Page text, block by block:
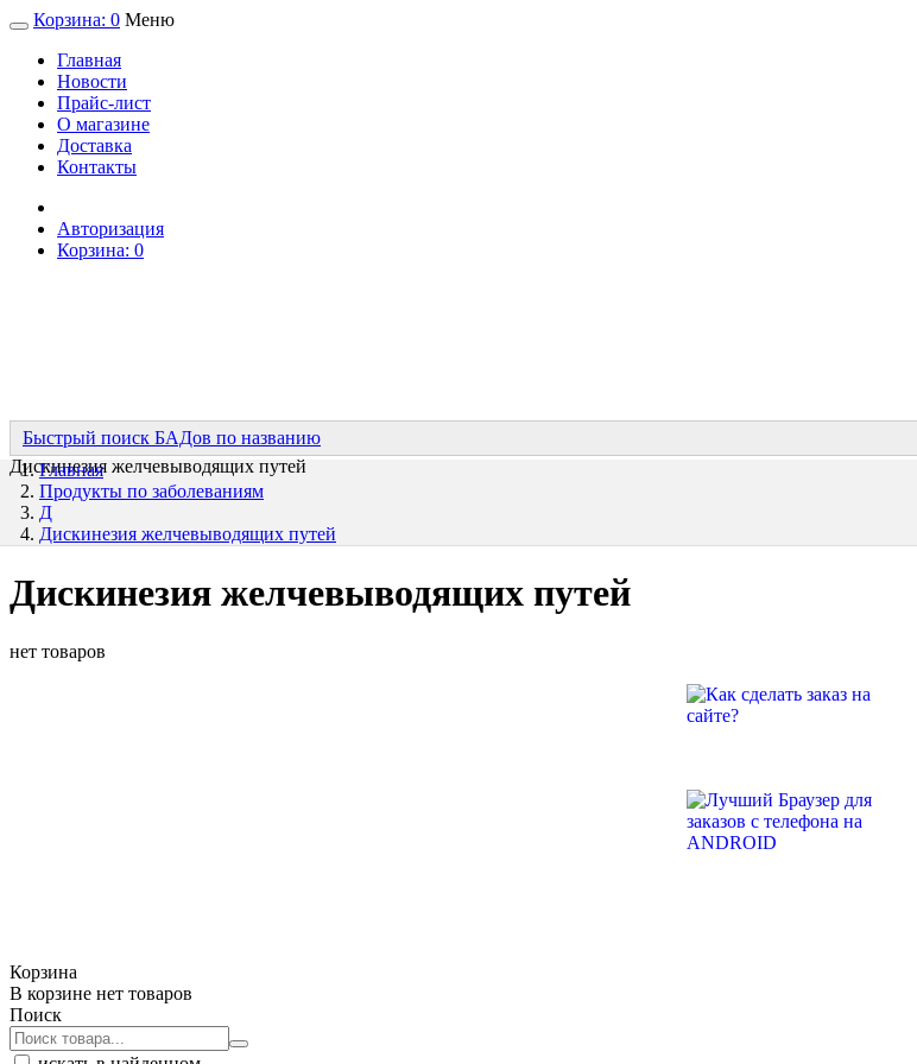
Корзина: 0 Меню
Главная
Новости
Прайс-лист
О магазине
Доставка
Контакты
Авторизация
Корзина: 0
Быстрый поиск БАДов по названию
Дискинезия желчевыводящих путей
Главная
Продукты по заболеваниям
Д
Дискинезия желчевыводящих путей
Дискинезия желчевыводящих путей
нет товаров
Корзина
В корзине нет товаров
Поиск